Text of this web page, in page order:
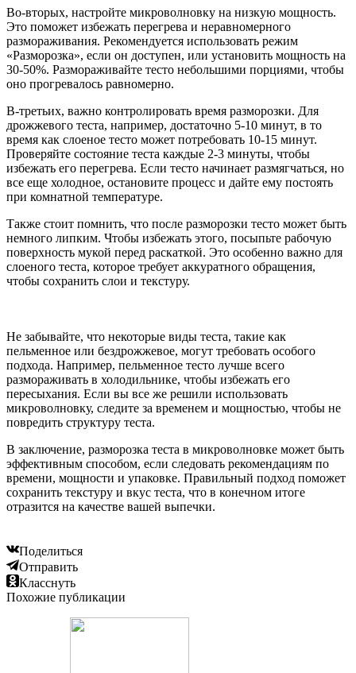
Во-вторых, настройте микроволновку на низкую мощность.
Это поможет избежать перегрева и неравномерного
размораживания. Рекомендуется использовать режим
«Разморозка», если он доступен, или установить мощность на
30-50%. Размораживайте тесто небольшими порциями, чтобы
оно прогревалось равномерно.
В-третьих, важно контролировать время разморозки. Для
дрожжевого теста, например, достаточно 5-10 минут, в то
время как слоеное тесто может потребовать 10-15 минут.
Проверяйте состояние теста каждые 2-3 минуты, чтобы
избежать его перегрева. Если тесто начинает размягчаться, но
все еще холодное, остановите процесс и дайте ему постоять
при комнатной температуре.
Также стоит помнить, что после разморозки тесто может быть
немного липким. Чтобы избежать этого, посыпьте рабочую
поверхность мукой перед раскаткой. Это особенно важно для
слоеного теста, которое требует аккуратного обращения,
чтобы сохранить слои и текстуру.
Не забывайте, что некоторые виды теста, такие как
пельменное или бездрожжевое, могут требовать особого
подхода. Например, пельменное тесто лучше всего
размораживать в холодильнике, чтобы избежать его
пересыхания. Если вы все же решили использовать
микроволновку, следите за временем и мощностью, чтобы не
повредить структуру теста.
В заключение, разморозка теста в микроволновке может быть
эффективным способом, если следовать рекомендациям по
времени, мощности и упаковке. Правильный подход поможет
сохранить текстуру и вкус теста, что в конечном итоге
отразится на качестве вашей выпечки.
Поделиться
Отправить
Класснуть
Похожие публикации